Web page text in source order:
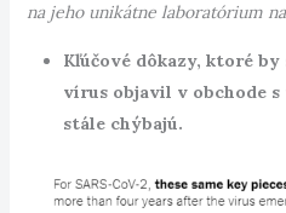
na jeho unikátne laboratórium
Kľúčové dôkazy, ktoré by
vírus objavil v obchode
stále chýbajú.